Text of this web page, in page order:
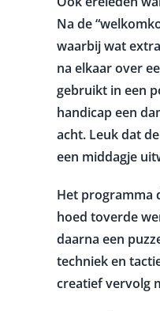
Na de
waarbij wat
na elkaar over
gebruikt in een
handicap een
acht. Leuk dat
een middagje
Het programma
hoed toverde
daarna een
techniek en
creatief vervolg